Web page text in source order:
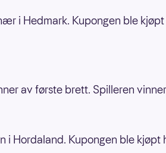
i Hedmark. Kupongen ble
av første brett. Spilleren
i Hordaland. Kupongen ble kjøpt